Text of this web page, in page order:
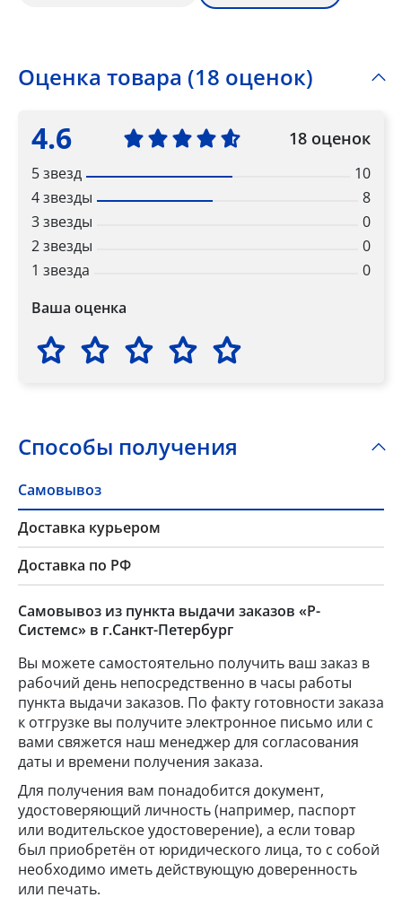
Оценка товара (18 оценок)
4.6 18 оценок
5 звезд
10
4 звезды
8
3 звезды
0
2 звезды
0
1 звезда
0
Ваша оценка
Способы получения
Самовывоз
Доставка курьером
Доставка по РФ
Самовывоз из пункта выдачи заказов «Р-
Системс» в г.Санкт-Петербург
Вы можете самостоятельно получить ваш заказ в
рабочий день непосредственно в часы работы
пункта выдачи заказов. По факту готовности заказа
к отгрузке вы получите электронное письмо или с
вами свяжется наш менеджер для согласования
даты и времени получения заказа.
Для получения вам понадобится документ,
удостоверяющий личность (например, паспорт
или водительское удостоверение), а если товар
был приобретён от юридического лица, то с собой
необходимо иметь действующую доверенность
или печать.
Popup Title
×